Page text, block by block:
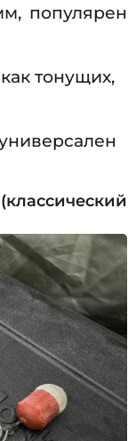
популярен
тонущих,